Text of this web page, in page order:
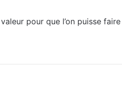
pour que l’on puisse